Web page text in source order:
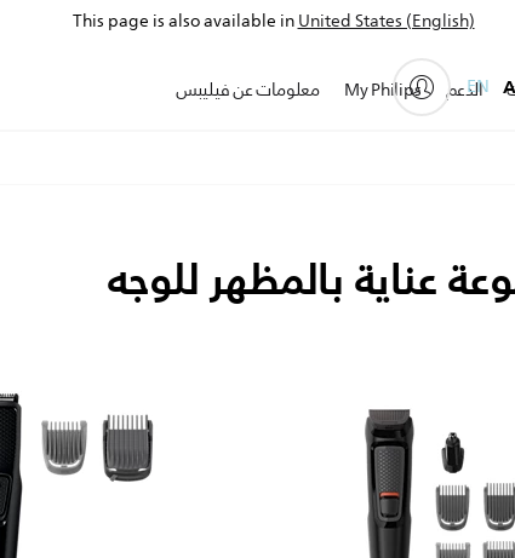
This page is also available inUnited States (English)
الدعم My Philips معلومات عن فيليبس EN
عناية بالمظهر للوجه